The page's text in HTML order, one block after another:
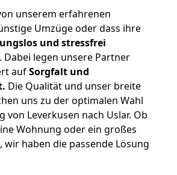
unserem erfahrenen
Umzüge oder dass ihre
und stressfrei
legen unsere Partner
aufSorgfalt und
Die Qualität und unser breite
uns zu der optimalen Wahl
von Leverkusen nach Uslar. Ob
Wohnung oder ein großes
wir haben die passende Lösung